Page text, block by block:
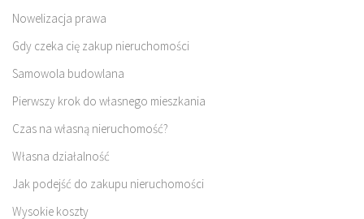
Nowelizacja prawa
Gdy czeka cię zakup nieruchomości
Samowola budowlana
Pierwszy krok do własnego mieszkania
Czas na własną nieruchomość?
Własna działalność
Jak podejść do zakupu nieruchomości
Wysokie koszty